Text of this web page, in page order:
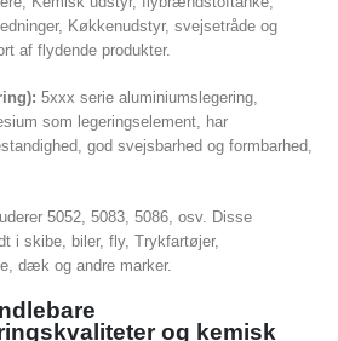
Køkkenudstyr, svejsetråde og
af flydende produkter.
5xxx serie aluminiumslegering,
som legeringselement, har
god svejsbarhed og formbarhed,
5052, 5083, 5086, osv. Disse
i skibe, biler, fly, Trykfartøjer,
dæk og andre marker.
og kemisk